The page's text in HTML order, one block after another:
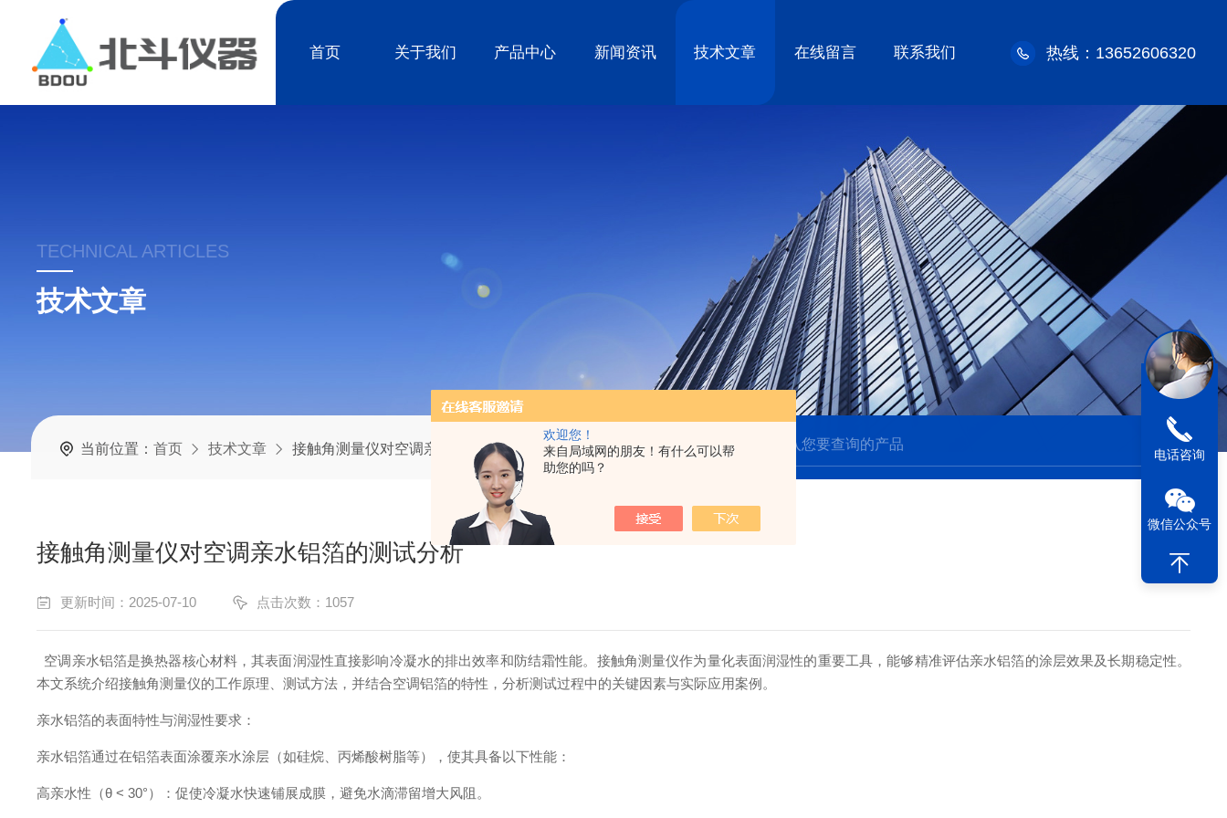
欢迎您！
来自局域网的朋友！有什么可以帮
助您的吗？
首页 关于我们 产品中心 新闻资讯 技术文章 在线留言 联系我们 热线：13652606320
TECHNICAL ARTICLES
技术文章
当前位置： 首页 技术文章 接触角测量仪对空调亲水铝箔的测试分析
接触角测量仪对空调亲水铝箔的测试分析
更新时间：2025-07-10 点击次数：1057
空调亲水铝箔是换热器核心材料，其表面润湿性直接影响冷凝水的排出效率和防结霜性能。接触角测量仪作为量化表面润湿性的重要工具，能够精准评估亲水铝箔的涂层效果及长期稳定性。
本文系统介绍接触角测量仪的工作原理、测试方法，并结合空调铝箔的特性，分析测试过程中的关键因素与实际应用案例。
亲水铝箔的表面特性与润湿性要求 ：
亲水铝箔通过在铝箔表面涂覆亲水涂层（如硅烷、丙烯酸树脂等），使其具备以下性能：
高亲水性（θ < 30°）：促使冷凝水快速铺展成膜，避免水滴滞留增大风阻。
电话咨询
微信公众号